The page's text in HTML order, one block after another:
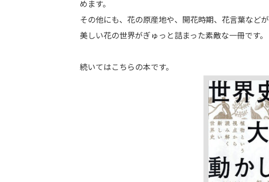
めます。
その他にも、花の原産地や、開花時期、花言葉などが
美しい花の世界がぎゅっと詰まった素敵な一冊です。
続いてはこちらの本です。